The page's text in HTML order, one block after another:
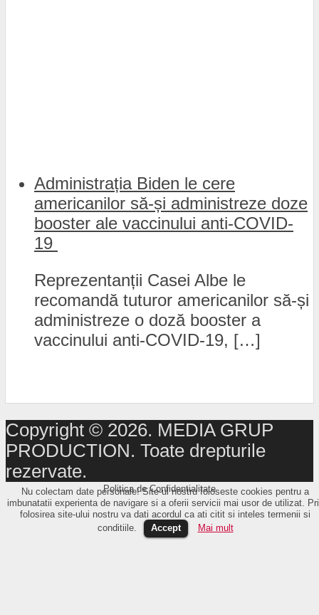
Administrația Biden le cere
americanilor să-și administreze doze
booster ale vaccinului anti-COVID-
19
Reprezentanții Casei Albe le
recomandă tuturor americanilor să-și
administreze o doză booster a
vaccinului anti-COVID-19, […]
Copyright © 2026. MEDIA GRUP
PRODUCTION. Toate drepturile
rezervate.
Nu colectam date personale! Site-ul nostru foloseste cookies pentru a
imbunatatii experienta de navigare si a oferii servicii mai usor de utilizat.
folosirea site-ului nostru va dati acordul ca ati citit si inteles termenii si
conditiile.
Accept Mai mult
Politica de Confidențialitate